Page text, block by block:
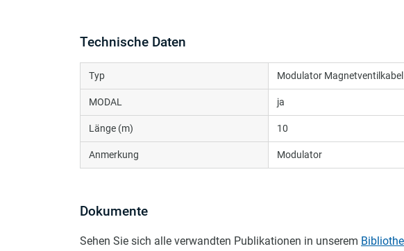
Technische Daten
Typ Modulator Magnetventilkabel
MODAL ja
Länge (m) 10
Anmerkung Modulator
Dokumente
Sehen Sie sich alle verwandten Publikationen in unserem